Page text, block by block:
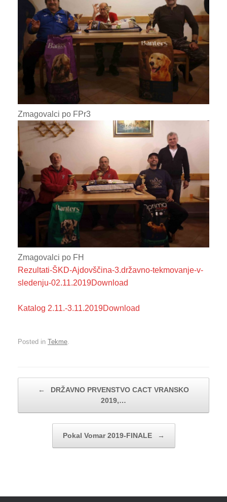
Zmagovalci po FPr3
Zmagovalci po FH
Rezultati-ŠKD-Ajdovščina-3.državno-tekmovanje-v-
sledenju-02.11.2019Download
Katalog 2.11.-3.11.2019Download
Posted in Tekme.
←
DRŽAVNO PRVENSTVO CACT VRANSKO
2019,…
Pokal Vomar 2019-FINALE →